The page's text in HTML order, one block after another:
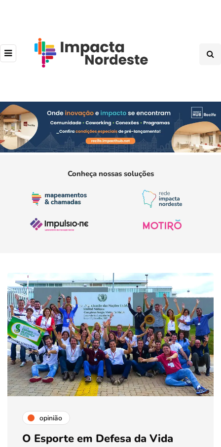
Conheça nossas soluções
opinião
O Esporte em Defesa da Vida